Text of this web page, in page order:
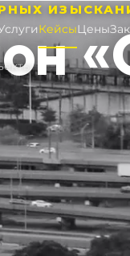
КейсыЦены